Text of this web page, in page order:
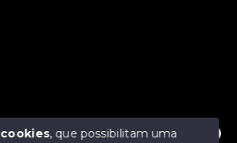
cookies, que possibilitam uma